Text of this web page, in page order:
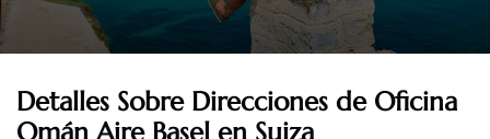
Detalles Sobre Direcciones de Oficina